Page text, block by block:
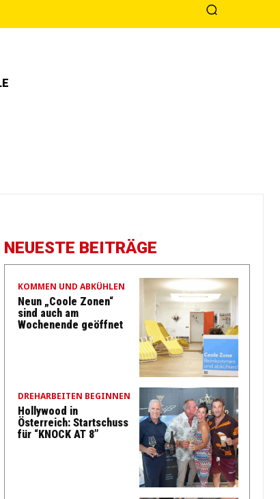
NEUESTE BEITRÄGE
KOMMEN UND ABKÜHLEN
Neun „Coole Zonen“
sind auch am
Wochenende geöffnet
DREHARBEITEN BEGINNEN
Hollywood in
Österreich: Startschuss
für “KNOCK AT 8”